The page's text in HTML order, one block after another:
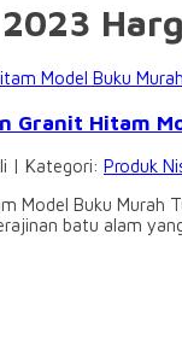
Granit Hitam
| Kategori: Produk
Model Buku
batu alam